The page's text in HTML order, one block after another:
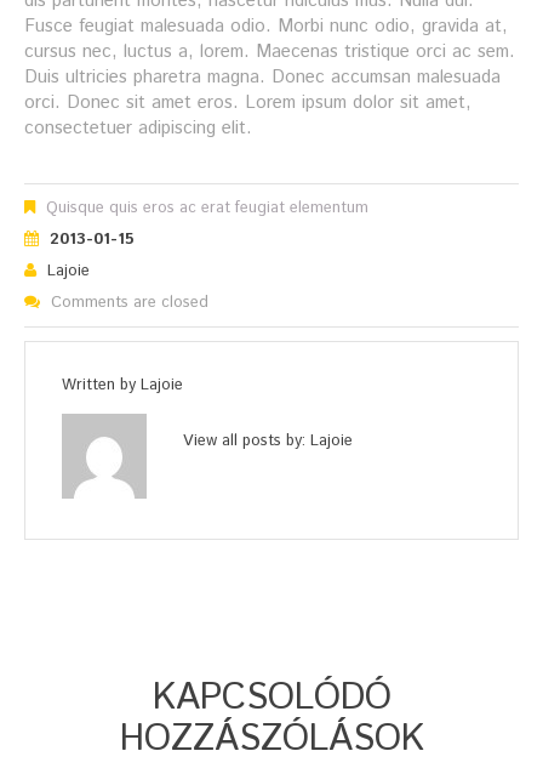
Fusce feugiat malesuada odio. Morbi nunc odio, gravida at,
cursus nec, luctus a, lorem. Maecenas tristique orci ac sem.
Duis ultricies pharetra magna. Donec accumsan malesuada
orci. Donec sit amet eros. Lorem ipsum dolor sit amet,
consectetuer adipiscing elit.
Quisque quis eros ac erat feugiat elementum
2013-01-15
Lajoie
Comments are closed
Written by Lajoie
View all posts by: Lajoie
KAPCSOLÓDÓ
HOZZÁSZÓLÁSOK